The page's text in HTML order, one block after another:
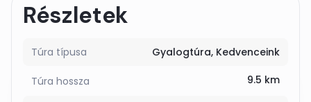
Részletek
Túra típusa Gyalogtúra Kedvenceink
Túra hossza 9.5 km